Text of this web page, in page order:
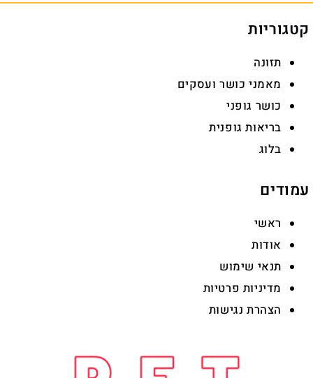
קטגוריות
תזונה
מאמני כושר ועסקים
כושר גופני
בריאות גופנית
בלוג
עמודים
ראשי
אודות
תנאי שימוש
מדיניות פרטיות
הצהרת נגישות